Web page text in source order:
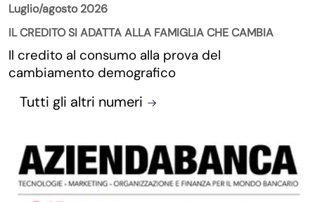
Luglio/agosto 2026
IL CREDITO SI ADATTA ALLA FAMIGLIA CHE CAMBIA
Il credito al consumo alla prova del
cambiamento demografico
Tutti gli altri numeri